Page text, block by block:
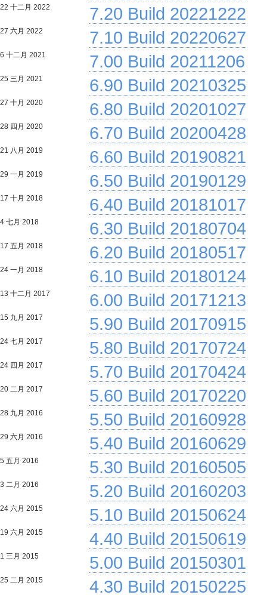
22 十二月 2022 7.20 Build 20221222
27 六月 2022 7.10 Build 20220627
6 十二月 2021 7.00 Build 20211206
25 三月 2021 6.90 Build 20210325
27 十月 2020 6.80 Build 20201027
28 四月 2020 6.70 Build 20200428
21 八月 2019 6.60 Build 20190821
29 一月 2019 6.50 Build 20190129
17 十月 2018 6.40 Build 20181017
4 七月 2018 6.30 Build 20180704
17 五月 2018 6.20 Build 20180517
24 一月 2018 6.10 Build 20180124
13 十二月 2017 6.00 Build 20171213
15 九月 2017 5.90 Build 20170915
24 七月 2017 5.80 Build 20170724
24 四月 2017 5.70 Build 20170424
20 二月 2017 5.60 Build 20170220
28 九月 2016 5.50 Build 20160928
29 六月 2016 5.40 Build 20160629
5 五月 2016 5.30 Build 20160505
3 二月 2016 5.20 Build 20160203
24 六月 2015 5.10 Build 20150624
19 六月 2015 4.40 Build 20150619
1 三月 2015 5.00 Build 20150301
25 二月 2015 4.30 Build 20150225